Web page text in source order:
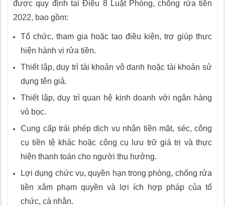
được quy định tại Điều 8 Luật Phòng, chống rửa tiền
2022, bao gồm:
Tổ chức, tham gia hoặc tạo điều kiện, trợ giúp thực
hiện hành vi rửa tiền.
Thiết lập, duy trì tài khoản vô danh hoặc tài khoản sử
dụng tên giả.
Thiết lập, duy trì quan hệ kinh doanh với ngân hàng
vỏ bọc.
Cung cấp trái phép dịch vụ nhận tiền mặt, séc, công
cụ tiền tệ khác hoặc công cụ lưu trữ giá trị và thực
hiện thanh toán cho người thụ hưởng.
Lợi dụng chức vụ, quyền hạn trong phòng, chống rửa
tiền xâm phạm quyền và lợi ích hợp pháp của tổ
chức, cá nhân.